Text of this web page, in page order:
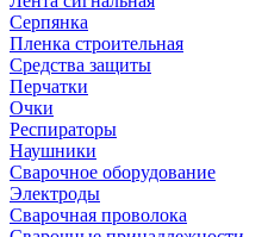
Серпянка
Пленка строительная
Средства защиты
Перчатки
Очки
Респираторы
Наушники
Сварочное оборудование
Электроды
Сварочная проволока